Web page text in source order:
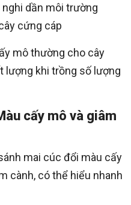
dần môi trường
cứng cáp
mô thường cho cây
lượng khi trồng số lượng
cấy mô và giâm
mai cúc đổi màu cấy
cành, có thể hiểu nhanh